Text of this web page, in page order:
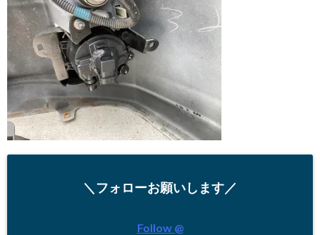
＼フォローお願いします／
Follow @